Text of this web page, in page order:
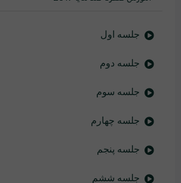
جلسه اول
جلسه دوم
جلسه سوم
جلسه چهارم
جلسه پنجم
جلسه ششم